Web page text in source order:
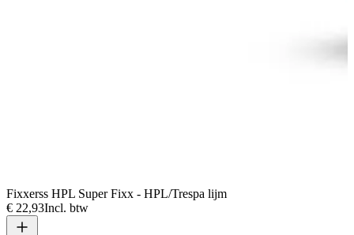
Fixxerss HPL Super Fixx - HPL/Trespa lijm
€ 22,93Incl. btw